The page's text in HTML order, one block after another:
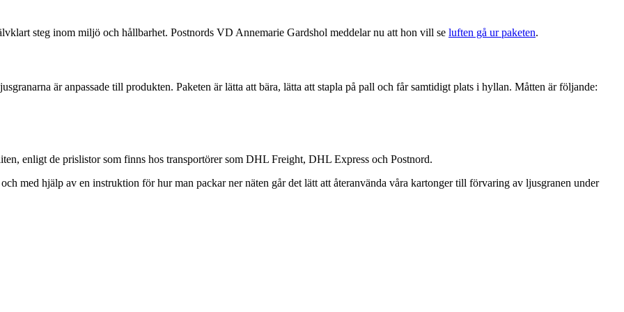
steg inom miljö och hållbarhet. Postnords VD Annemarie Gardshol meddelar nu att hon vill se luften gå ur paketen.
är anpassade till produkten. Paketen är lätta att bära, lätta att stapla på pall och får samtidigt plats i hyllan. Måtten är följande:
enligt de prislistor som finns hos transportörer som DHL Freight, DHL Express och Postnord.
med hjälp av en instruktion för hur man packar ner näten går det lätt att återanvända våra kartonger till förvaring av ljusgranen under